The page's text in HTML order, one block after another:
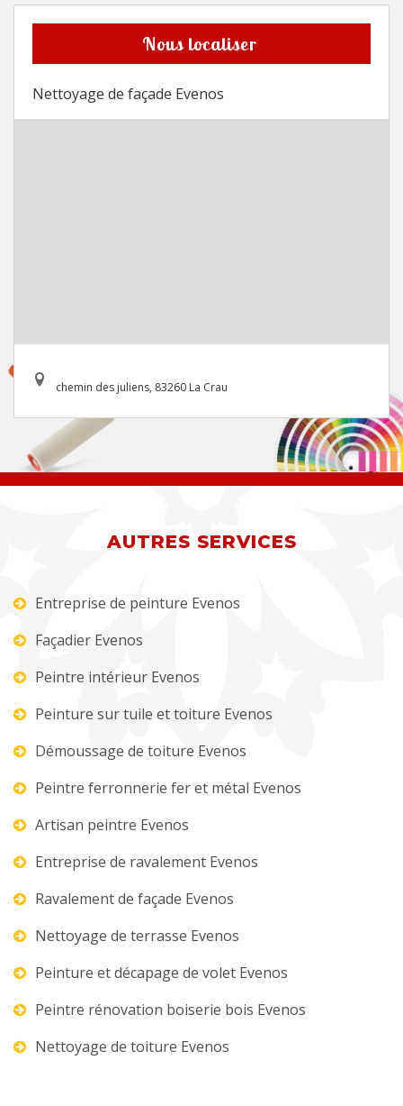
Nous localiser
Nettoyage de façade Evenos
chemin des juliens, 83260 La Crau
AUTRES SERVICES
Entreprise de peinture Evenos
Façadier Evenos
Peintre intérieur Evenos
Peinture sur tuile et toiture Evenos
Démoussage de toiture Evenos
Peintre ferronnerie fer et métal Evenos
Artisan peintre Evenos
Entreprise de ravalement Evenos
Ravalement de façade Evenos
Nettoyage de terrasse Evenos
Peinture et décapage de volet Evenos
Peintre rénovation boiserie bois Evenos
Nettoyage de toiture Evenos